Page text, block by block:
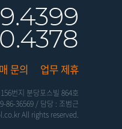
문의 업무 제휴
번지 분당포스빌 864호
86-36569 / 담당 : 조범근
All rights reserved.